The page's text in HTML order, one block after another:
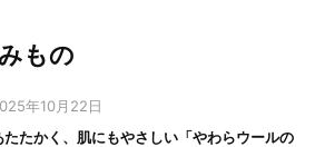
もの
年10月22日
たたかく、肌にもやさしい「やわらウールの